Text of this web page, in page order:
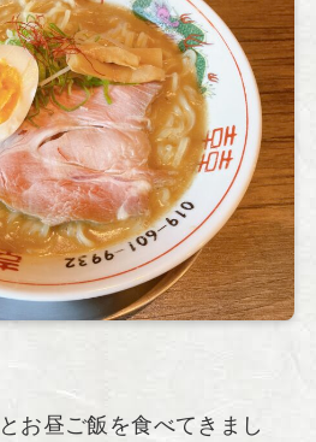
お昼ご飯を食べてきまし